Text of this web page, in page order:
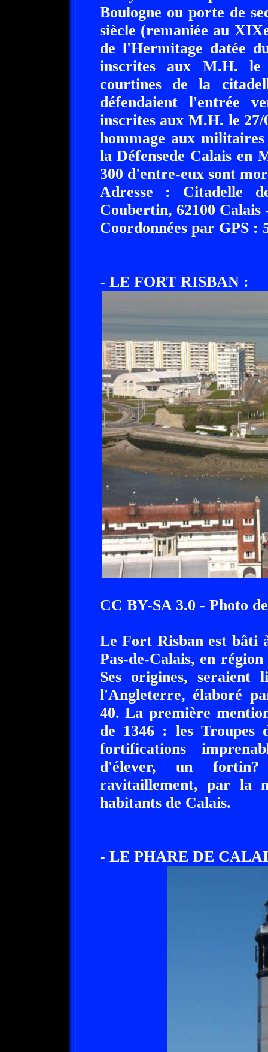
Boulogne ou porte de
siècle (remaniée au
de l'Hermitage datée
inscrites aux M.H. le
courtines de la
défendaient l'entrée
inscrites aux M.H. le
hommage aux
la Défensede Calais en
300 d'entre-eux sont
Adresse : Citadelle
Coubertin, 62100 Calais
Coordonnées par GPS :
- LE FORT RISBAN :
CC BY-SA 3.0 - Photo
Le Fort Risban est bâti
Pas-de-Calais, en
Ses origines, seraient
l'Angleterre, élaboré
40. La première
de 1346 : les Troupes
fortifications
d'élever, un
ravitaillement, par la
habitants de Calais.
- LE PHARE DE